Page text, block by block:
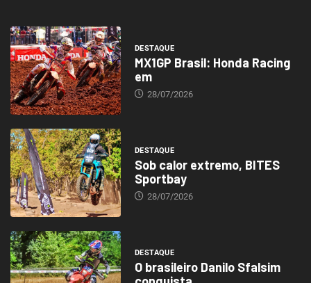
DESTAQUE
MX1GP Brasil: Honda Racing
em
28/07/2026
DESTAQUE
Sob calor extremo, BITES
Sportbay
28/07/2026
DESTAQUE
O brasileiro Danilo Sfalsim